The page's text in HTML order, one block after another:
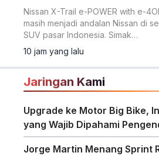
Nissan X-Trail e-POWER with e-
masih menjadi andalan Nissan di
SUV pasar Indonesia. Simak
keunggulannya.
10 jam yang lalu
Jaringan Kami
Upgrade ke Motor Big Bike,
yang Wajib Dipahami
Jorge Martin Menang Sprint